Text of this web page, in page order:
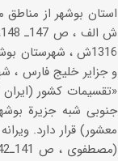
و جزایر خلیج فارس ،
جنوبی شبه جزیرة
معشور) قرار دارد.